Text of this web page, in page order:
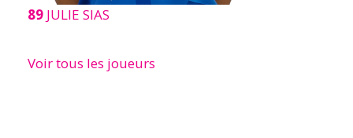
89 JULIE SIAS
Voir tous les joueurs